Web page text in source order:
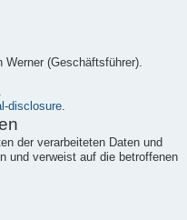
Werner (Geschäftsführer).
disclosure.
der verarbeiteten Daten und
und verweist auf die betroffenen